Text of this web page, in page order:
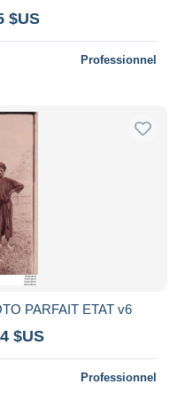
$US
Professionnel
PARFAIT ETAT v6
$US
Professionnel